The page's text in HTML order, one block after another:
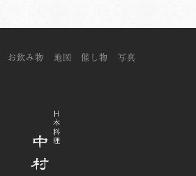
お飲み物 地図 催し物 写真